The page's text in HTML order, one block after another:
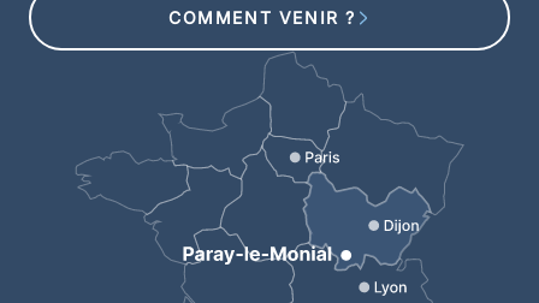
COMMENT VENIR ?